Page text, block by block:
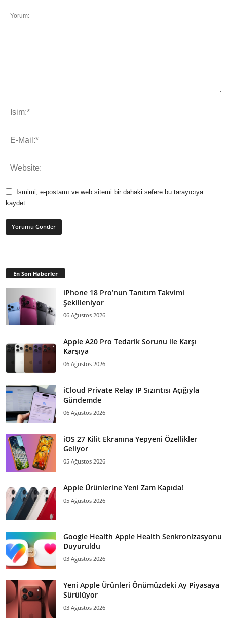
Ismimi, e-postamı ve web sitemi bir dahaki sefere bu tarayıcıya
kaydet.
En Son Haberler
iPhone 18 Pro’nun Tanıtım Takvimi
Şekilleniyor
06 Ağustos 2026
Apple A20 Pro Tedarik Sorunu ile Karşı
Karşıya
06 Ağustos 2026
iCloud Private Relay IP Sızıntısı Açığıyla
Gündemde
06 Ağustos 2026
iOS 27 Kilit Ekranına Yepyeni Özellikler
Geliyor
05 Ağustos 2026
Apple Ürünlerine Yeni Zam Kapıda!
05 Ağustos 2026
Google Health Apple Health Senkronizasyonu
Duyuruldu
03 Ağustos 2026
Yeni Apple Ürünleri Önümüzdeki Ay Piyasaya
Sürülüyor
03 Ağustos 2026